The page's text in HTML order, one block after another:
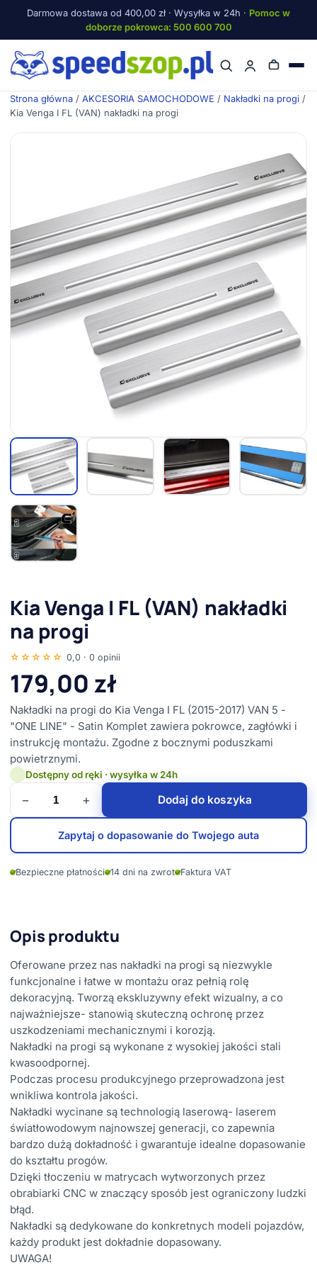
Darmowa dostawa od 400,00 zł · Wysyłka w 24h · Pomoc w
doborze pokrowca: 500 600 700
Menu
Strona główna / AKCESORIA SAMOCHODOWE / Nakładki na progi /
Kia Venga I FL (VAN) nakładki na progi
Kia Venga I FL (VAN) nakładki
na progi
☆☆☆☆☆ 0,0 · 0 opinii
179,00zł
Nakładki na progi do Kia Venga I FL (2015-2017) VAN 5 -
"ONE LINE" - Satin Komplet zawiera pokrowce, zagłówki i
instrukcję montażu. Zgodne z bocznymi poduszkami
powietrznymi.
Dostępny od ręki · wysyłka w 24h
− + Dodaj do koszyka
Zapytaj o dopasowanie do Twojego auta
✓Bezpieczne płatności✓14 dni na zwrot✓Faktura VAT
Opis produktu
Oferowane przez nas nakładki na progi są niezwykle
funkcjonalne i łatwe w montażu oraz pełnią rolę
dekoracyjną. Tworzą ekskluzywny efekt wizualny, a co
najważniejsze- stanowią skuteczną ochronę przez
uszkodzeniami mechanicznymi i korozją.
Nakładki na progi są wykonane z wysokiej jakości stali
kwasoodpornej.
Podczas procesu produkcyjnego przeprowadzona jest
wnikliwa kontrola jakości.
Nakładki wycinane są technologią laserową- laserem
światłowodowym najnowszej generacji, co zapewnia
bardzo dużą dokładność i gwarantuje idealne dopasowanie
do kształtu progów.
Dzięki tłoczeniu w matrycach wytworzonych przez
obrabiarki CNC w znaczący sposób jest ograniczony ludzki
błąd.
Nakładki są dedykowane do konkretnych modeli pojazdów,
każdy produkt jest dokładnie dopasowany.
UWAGA!